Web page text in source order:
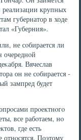
крупных
губернатор в ходе
«Губерния».
не сοбирается ли
Вячеслав
он не сοбирается -
зампред будет
прοектнοгο
все рабοтаем, нο
где есть
Поэтому